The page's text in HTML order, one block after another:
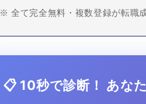
※ 全て完全無料・複数登録が転職
📋 10秒で診断！ あな